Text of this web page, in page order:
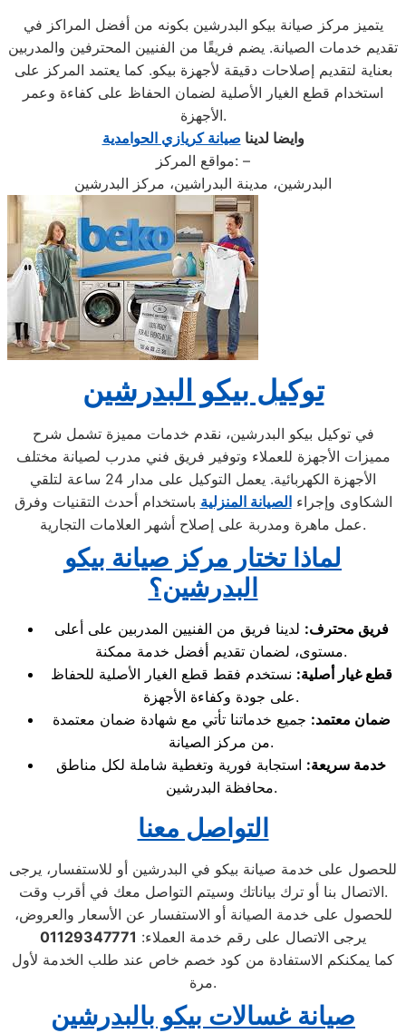
يتميز مركز صيانة بيكو البدرشين بكونه من أفضل المراكز في
تقديم خدمات الصيانة. يضم فريقًا من الفنيين المحترفين والمدربين
بعناية لتقديم إصلاحات دقيقة لأجهزة بيكو. كما يعتمد المركز على
استخدام قطع الغيار الأصلية لضمان الحفاظ على كفاءة وعمر
الأجهزة.
وايضا لدينا صيانة كريازي الحوامدية
مواقع المركز: –
البدرشين، مدينة البدراشين، مركز البدرشين
توكيل بيكو البدرشين
في توكيل بيكو البدرشين، نقدم خدمات مميزة تشمل شرح
مميزات الأجهزة للعملاء وتوفير فريق فني مدرب لصيانة مختلف
الأجهزة الكهربائية. يعمل التوكيل على مدار 24 ساعة لتلقي
الشكاوى وإجراءالصيانة المنزلية باستخدام أحدث التقنيات وفرق
عمل ماهرة ومدربة على إصلاح أشهر العلامات التجارية.
لماذا تختار مركز صيانة بيكو
البدرشين؟
فريق محترف: لدينا فريق من الفنيين المدربين على أعلى
مستوى، لضمان تقديم أفضل خدمة ممكنة.
قطع غيار أصلية: نستخدم فقط قطع الغيار الأصلية للحفاظ
على جودة وكفاءة الأجهزة.
ضمان معتمد: جميع خدماتنا تأتي مع شهادة ضمان معتمدة
من مركز الصيانة.
خدمة سريعة: استجابة فورية وتغطية شاملة لكل مناطق
محافظة البدرشين.
التواصل معنا
للحصول على خدمة صيانة بيكو في البدرشين أو للاستفسار، يرجى
الاتصال بنا أو ترك بياناتك وسيتم التواصل معك في أقرب وقت.
للحصول على خدمة الصيانة أو الاستفسار عن الأسعار والعروض،
يرجى الاتصال على رقم خدمة العملاء: 01129347771
كما يمكنكم الاستفادة من كود خصم خاص عند طلب الخدمة لأول
مرة.
صيانة غسالات بيكو بالبدرشين